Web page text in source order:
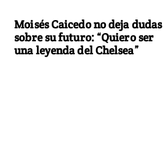
Moisés Caicedo no deja dudas
sobre su futuro: “Quiero ser
una leyenda del Chelsea”